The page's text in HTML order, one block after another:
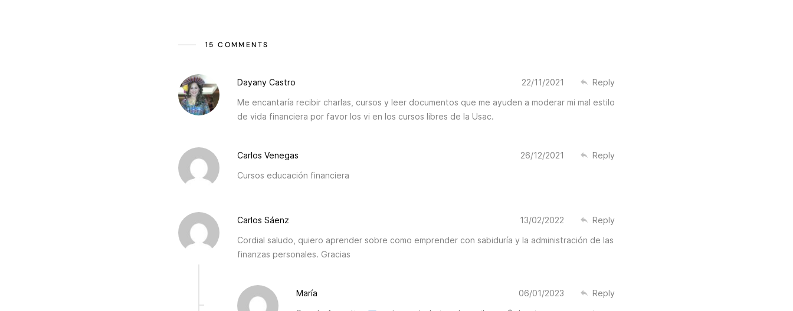
15 COMMENTS
Dayany Castro 22/11/2021
Reply
Me encantaría recibir charlas, cursos y leer documentos que me ayuden a moderar mi mal estilo
de vida financiera por favor los vi en los cursos libres de la Usac.
Carlos Venegas 26/12/2021
Reply
Cursos educación financiera
Carlos Sáenz 13/02/2022
Reply
Cordial saludo, quiero aprender sobre como emprender con sabiduría y la administración de las
finanzas personales. Gracias
María 06/01/2023
Reply